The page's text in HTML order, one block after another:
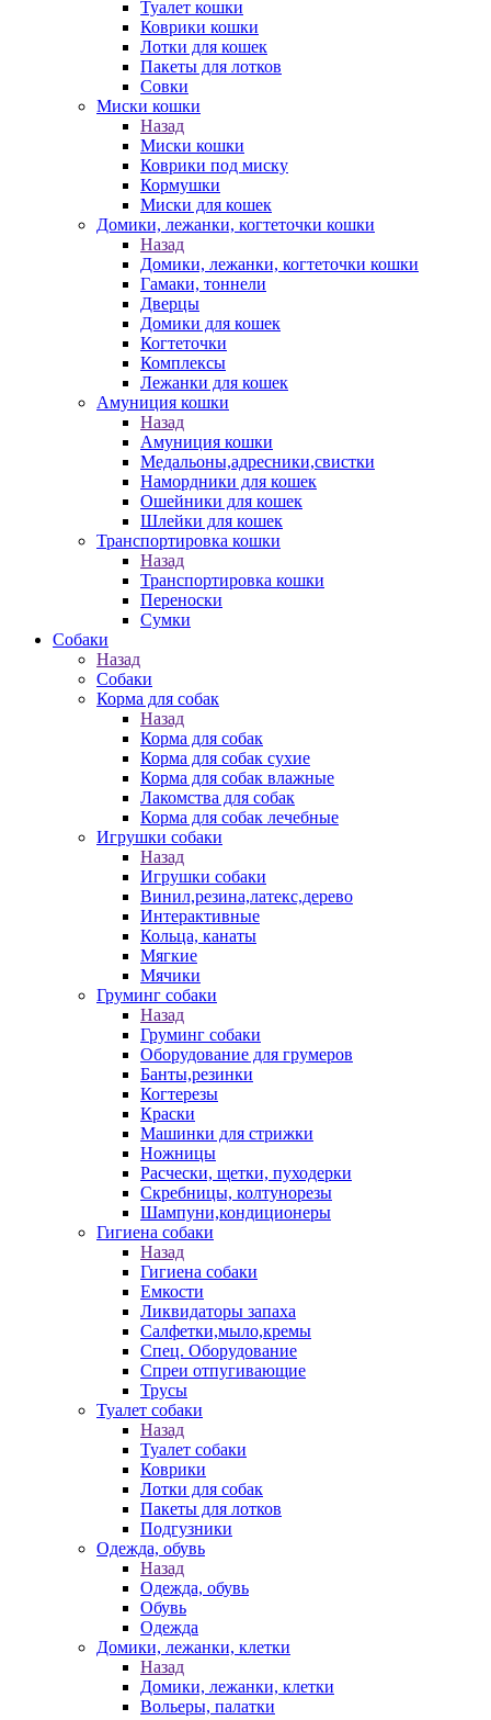
Туалет кошки
Коврики кошки
Лотки для кошек
Пакеты для лотков
Совки
Миски кошки
Назад
Миски кошки
Коврики под миску
Кормушки
Миски для кошек
Домики, лежанки, когтеточки кошки
Назад
Домики, лежанки, когтеточки кошки
Гамаки, тоннели
Дверцы
Домики для кошек
Когтеточки
Комплексы
Лежанки для кошек
Амуниция кошки
Назад
Амуниция кошки
Медальоны,адресники,свистки
Намордники для кошек
Ошейники для кошек
Шлейки для кошек
Транспортировка кошки
Назад
Транспортировка кошки
Переноски
Сумки
Собаки
Назад
Собаки
Корма для собак
Назад
Корма для собак
Корма для собак сухие
Корма для собак влажные
Лакомства для собак
Корма для собак лечебные
Игрушки собаки
Назад
Игрушки собаки
Винил,резина,латекс,дерево
Интерактивные
Кольца, канаты
Мягкие
Мячики
Груминг собаки
Назад
Груминг собаки
Оборудование для грумеров
Банты,резинки
Когтерезы
Краски
Машинки для стрижки
Ножницы
Расчески, щетки, пуходерки
Скребницы, колтунорезы
Шампуни,кондиционеры
Гигиена собаки
Назад
Гигиена собаки
Емкости
Ликвидаторы запаха
Салфетки,мыло,кремы
Спец. Оборудование
Спреи отпугивающие
Трусы
Туалет собаки
Назад
Туалет собаки
Коврики
Лотки для собак
Пакеты для лотков
Подгузники
Одежда, обувь
Назад
Одежда, обувь
Обувь
Одежда
Домики, лежанки, клетки
Назад
Домики, лежанки, клетки
Вольеры, палатки